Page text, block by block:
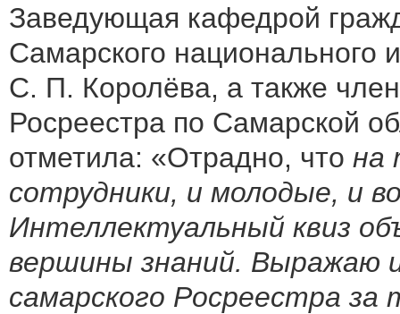
Заведующая кафедрой
Самарского национального
С. П. Королёва, а также
Росреестра по Самарской
отметила: «Отрадно, что на
сотрудники, и молодые, и
Интеллектуальный квиз
вершины знаний. Выражаю
самарского Росреестра